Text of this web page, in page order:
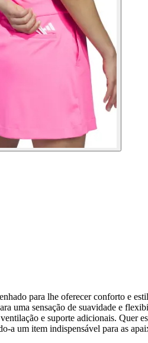
para lhe oferecer conforto e
uma sensação de suavidade e
e suporte adicionais. Quer
a um item indispensável para as